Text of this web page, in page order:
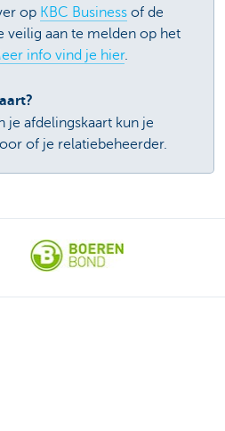
op KBC Business of de
veilig aan te melden op het
info vind je hier.
je afdelingskaart kun je
of je relatiebeheerder.